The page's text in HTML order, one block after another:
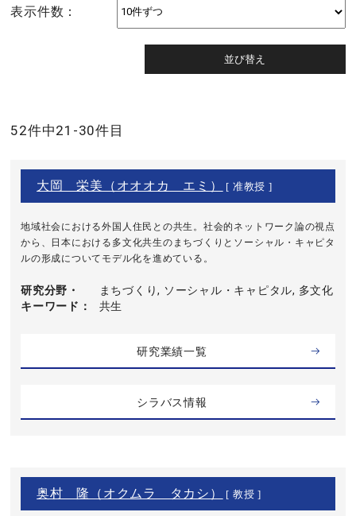
表示件数：
52件中21-30件目
大岡 栄美（オオオカ エミ） [ 准教授 ]
地域社会における外国人住民との共生。社会的ネットワーク論の視点
から、日本における多文化共生のまちづくりとソーシャル・キャピタ
ルの形成についてモデル化を進めている。
研究分野・
キーワード
まちづくり, ソーシャル・キャピタル, 多文化
共生
研究業績一覧
シラバス情報
奥村 隆（オクムラ タカシ） [ 教授 ]